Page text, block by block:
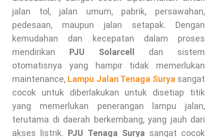
jalan tol, jalan umum, pabrik, persawahan,
pedesaan, maupun jalan setapak. Dengan
kemudahan dan kecepatan dalam proses
mendirikan PJU Solarcell
dan sistem
otomatisnya yang hampir tidak memerlukan
maintenance, Lampu Jalan Tenaga Surya sangat
cocok untuk diberlakukan untuk disetiap titik
yang memerlukan penerangan lampu jalan,
terutama di daerah berkembang, yang jauh dari
akses listrik. PJU Tenaga Surya sangat cocok